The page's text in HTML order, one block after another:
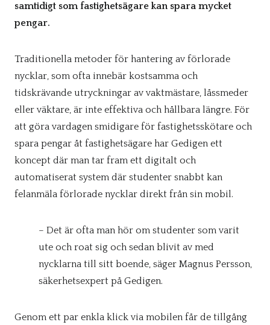
samtidigt som fastighetsägare kan spara mycket
pengar.
Traditionella metoder för hantering av förlorade
nycklar, som ofta innebär kostsamma och
tidskrävande utryckningar av vaktmästare, låssmeder
eller väktare, är inte effektiva och hållbara längre. För
att göra vardagen smidigare för fastighetsskötare och
spara pengar åt fastighetsägare har Gedigen ett
koncept där man tar fram ett digitalt och
automatiserat system där studenter snabbt kan
felanmäla förlorade nycklar direkt från sin mobil.
– Det är ofta man hör om studenter som varit
ute och roat sig och sedan blivit av med
nycklarna till sitt boende, säger Magnus Persson,
säkerhetsexpert på Gedigen.
Genom ett par enkla klick via mobilen får de tillgång